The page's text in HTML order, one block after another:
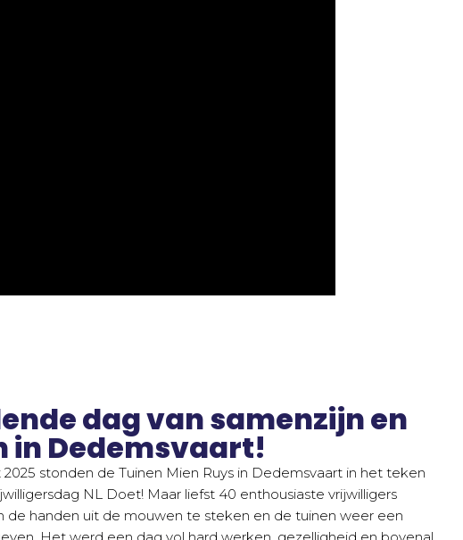
dag van samenzijn en
in Dedemsvaart!
2025 stonden de Tuinen Mien Ruys in Dedemsvaart in het teken
NL Doet! Maar liefst 40 enthousiaste vrijwilligers
de handen uit de mouwen te steken en de tuinen weer een